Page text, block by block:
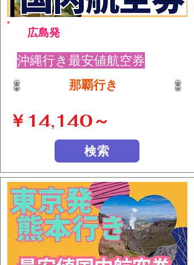
広島発
沖縄行き最安値航空券
那覇行き
￥14,140～
検索